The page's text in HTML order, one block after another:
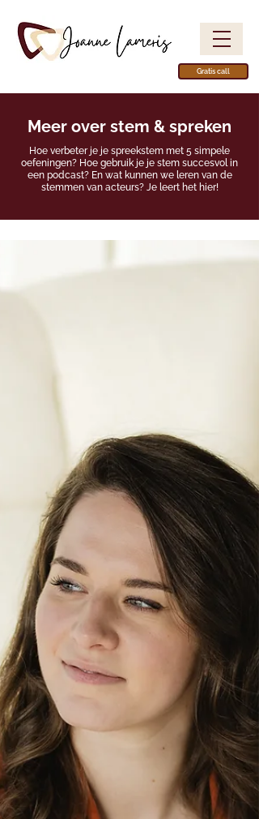
Gratis call
Meer over stem & spreken
Hoe verbeter je je spreekstem met 5 simpele
oefeningen? Hoe gebruik je je stem succesvol in
een podcast? En wat kunnen we leren van de
stemmen van acteurs? Je leert het hier!